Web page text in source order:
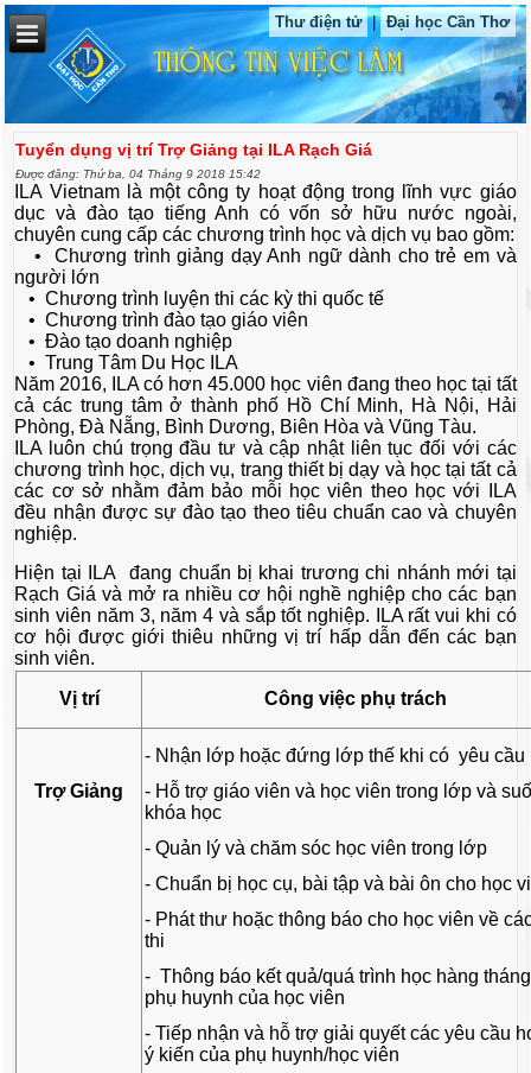
Thư điện tử | Đại học Cần Thơ
Tuyển dụng vị trí Trợ Giảng tại ILA Rạch Giá
Được đăng: Thứ ba, 04 Tháng 9 2018 15:42
ILA Vietnam là một công ty hoạt động trong lĩnh vực giáo
dục và đào tạo tiếng Anh có vốn sở hữu nước ngoài,
chuyên cung cấp các chương trình học và dịch vụ bao gồm:
• Chương trình giảng dạy Anh ngữ dành cho trẻ em và
người lớn
• Chương trình luyện thi các kỳ thi quốc tế
• Chương trình đào tạo giáo viên
• Đào tạo doanh nghiệp
• Trung Tâm Du Học ILA
Năm 2016, ILA có hơn 45.000 học viên đang theo học tại tất
cả các trung tâm ở thành phố Hồ Chí Minh, Hà Nội, Hải
Phòng, Đà Nẵng, Bình Dương, Biên Hòa và Vũng Tàu.
ILA luôn chú trọng đầu tư và cập nhật liên tục đối với các
chương trình học, dịch vụ, trang thiết bị dạy và học tại tất cả
các cơ sở nhằm đảm bảo mỗi học viên theo học với ILA
đều nhận được sự đào tạo theo tiêu chuẩn cao và chuyên
nghiệp.
Hiện tại ILA đang chuẩn bị khai trương chi nhánh mới tại
Rạch Giá và mở ra nhiều cơ hội nghề nghiệp cho các bạn
sinh viên năm 3, năm 4 và sắp tốt nghiệp. ILA rất vui khi có
cơ hội được giới thiêu những vị trí hấp dẫn đến các bạn
sinh viên.
Vị trí
Công việc phụ trách
Trợ Giảng
- Nhận lớp hoặc đứng lớp thế khi có yêu cầu
- Hỗ trợ giáo viên và học viên trong lớp và
khóa học
- Quản lý và chăm sóc học viên trong lớp
- Chuẩn bị học cụ, bài tập và bài ôn cho học
- Phát thư hoặc thông báo cho học viên về
thi
- Thông báo kết quả/quá trình học hàng
phụ huynh của học viên
- Tiếp nhận và hỗ trợ giải quyết các yêu cầu
ý kiến của phụ huynh/học viên